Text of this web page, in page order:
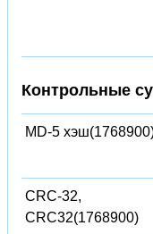
Контрольные
MD-5
CRC-32,
CRC32(1768900)